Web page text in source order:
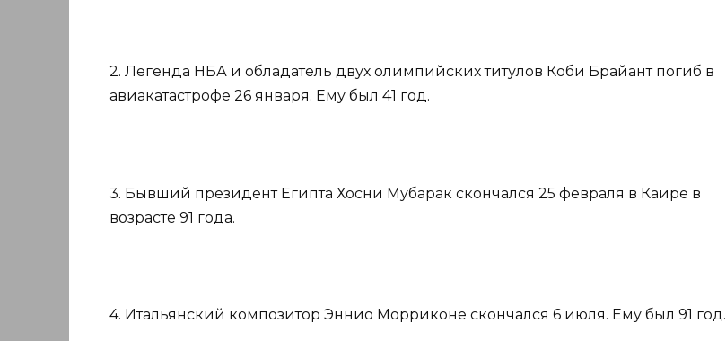
2. Легенда НБА и обладатель двух олимпийских титулов Коби Брайант погиб в
авиакатастрофе 26 января. Ему был 41 год.
3. Бывший президент Египта Хосни Мубарак скончался 25 февраля в Каире в
возрасте 91 года.
4. Итальянский композитор Эннио Морриконе скончался 6 июля. Ему был 91 год.